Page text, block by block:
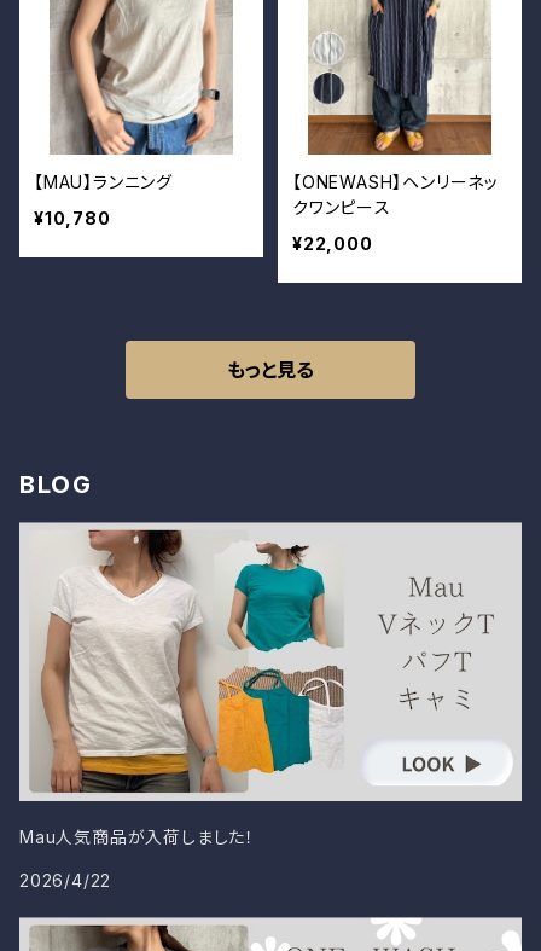
【MAU】ランニング
¥10,780
【ONEWASH】ヘンリーネッ
クワンピース
¥22,000
もっと見る
BLOG
Mau人気商品が入荷しました！
2026/4/22